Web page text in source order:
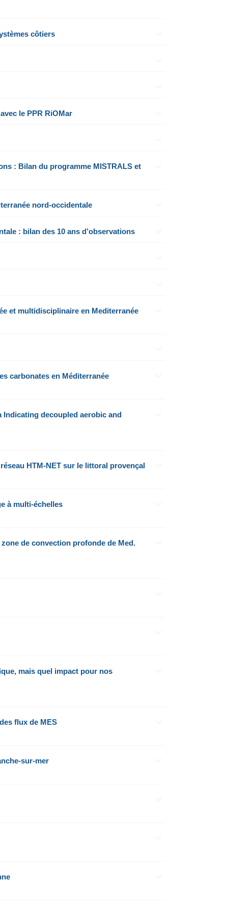
côtiers
le PPR RiOMar
: Bilan du programme MISTRALS et
nord-occidentale
: bilan des 10 ans d’observations
et multidisciplinaire en Mediterranée
carbonates en Méditerranée
Indicating decoupled aerobic and
HTM-NET sur le littoral provençal
à multi-échelles
de convection profonde de Med.
mais quel impact pour nos
flux de MES
sur-mer